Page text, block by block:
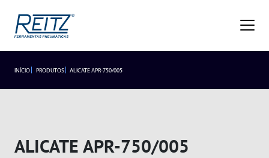
Sobre
Missão, Visão e Valores
Nossa História
Premiações
Trabalhe Conosco
Trabalhe Conosco
INÍCIO PRODUTOS ALICATE APR-750/005
ALICATE APR-750/005